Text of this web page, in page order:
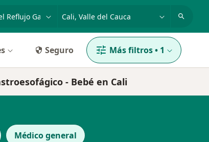
Seguro Más filtros• 1
- Bebé en Cali
Médico general